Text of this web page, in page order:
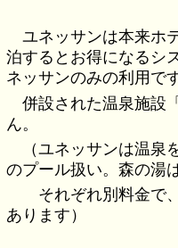
ユネッサンは本来ホ
泊するとお得になるシ
ネッサンのみの利用です
併設された温泉施設
ん。
（ユネッサンは温泉
のプール扱い。森の湯
それぞれ別料金で
あります）